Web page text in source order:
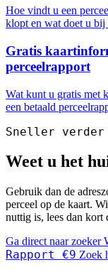
Hoe vindt u een
klopt en wat doet u bij
Gratis
perceelrapport
Wat kunt u gratis met
een betaald
Sneller verder
Weet u het
Gebruik dan de
perceel op de kaart.
nuttig is, lees dan kort
Ga direct naar zoeker
Rapport €9 Zoek